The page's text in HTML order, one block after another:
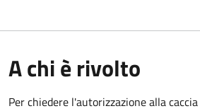
A chi è rivolto
Per chiedere l'autorizzazione alla